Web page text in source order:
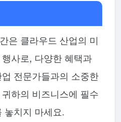
은 클라우드 산업의 미
사로, 다양한 혜택과
전문가들과의 소중한
하의 비즈니스에 필수
놓치지 마세요.